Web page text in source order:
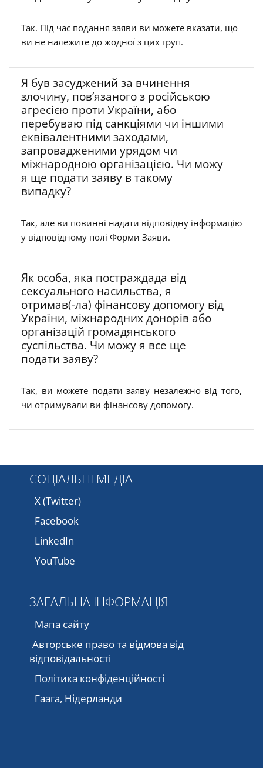
Так. Під час подання заяви ви можете вказати, що
ви не належите до жодної з цих груп.
Я був засуджений за вчинення
злочину, пов’язаного з російською
агресією проти України, або
перебуваю під санкціями чи іншими
еквівалентними заходами,
запровадженими урядом чи
міжнародною організацією. Чи можу
я ще подати заяву в такому
випадку?
Так, але ви повинні надати відповідну інформацію
у відповідному полі Форми Заяви.
Як особа, яка постраждада від
сексуального насильства, я
отримав(-ла) фінансову допомогу від
України, міжнародних донорів або
організацій громадянського
суспільства. Чи можу я все ще
подати заяву?
Так, ви можете подати заяву незалежно від того,
чи отримували ви фінансову допомогу.
СОЦІАЛЬНІ МЕДІА
X (Twitter)
Facebook
LinkedIn
YouTube
ЗАГАЛЬНА ІНФОРМАЦІЯ
Мапа сайту
Авторське право та відмова від
відповідальності
Політика конфіденційності
Гаага, Нідерланди